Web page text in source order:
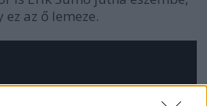
az ő lemeze.